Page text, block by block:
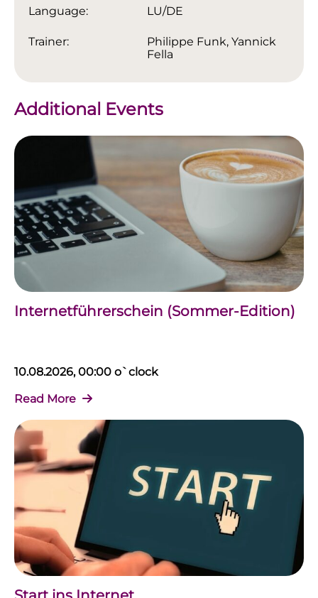
Language: LU/DE
Trainer:
Philippe Funk, Yannick
Fella
Additional Events
Internetführerschein (Sommer-Edition)
10.08.2026, 00:00 o`clock
Read More